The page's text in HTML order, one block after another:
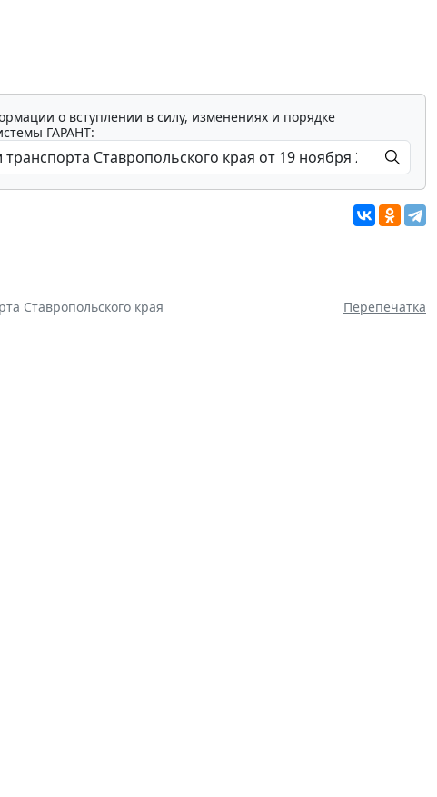
о вступлении в силу, изменениях и порядке
ГАРАНТ:
Ставропольского края Перепечатка